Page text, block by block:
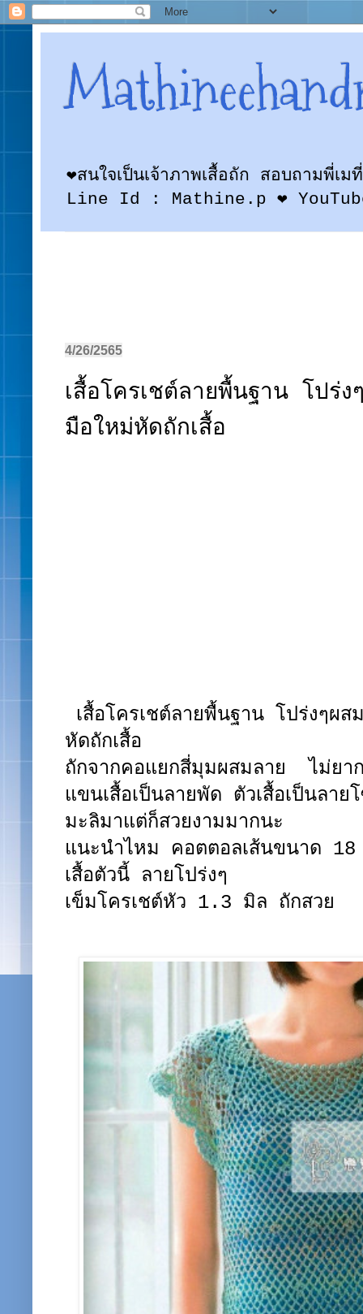
❤สนใจเป็นเจ้าภาพเสื้อถัก สอบถามพี่
Line Id : Mathine.p ❤
4/26/2565
เสื้อโครเชต์ลายพื้นฐาน โปร่
มือใหม่หัดถักเสื้อ
เสื้อโครเชต์ลายพื้นฐาน โปร่งๆผ
หัดถักเสื้อ
ถักจากคอแยกสี่มุมผสมลาย ไม่ยา
แขนเสื้อเป็นลายพัด ตัวเสื้อเป็นลา
มะลิมาแต่ก็สวยงามมากนะ
แนะนำไหม คอตตอลเส้นขนาด
เสื้อตัวนี้ ลายโปร่งๆ
เข็มโครเชต์หัว 1.3 มิล ถักสวย